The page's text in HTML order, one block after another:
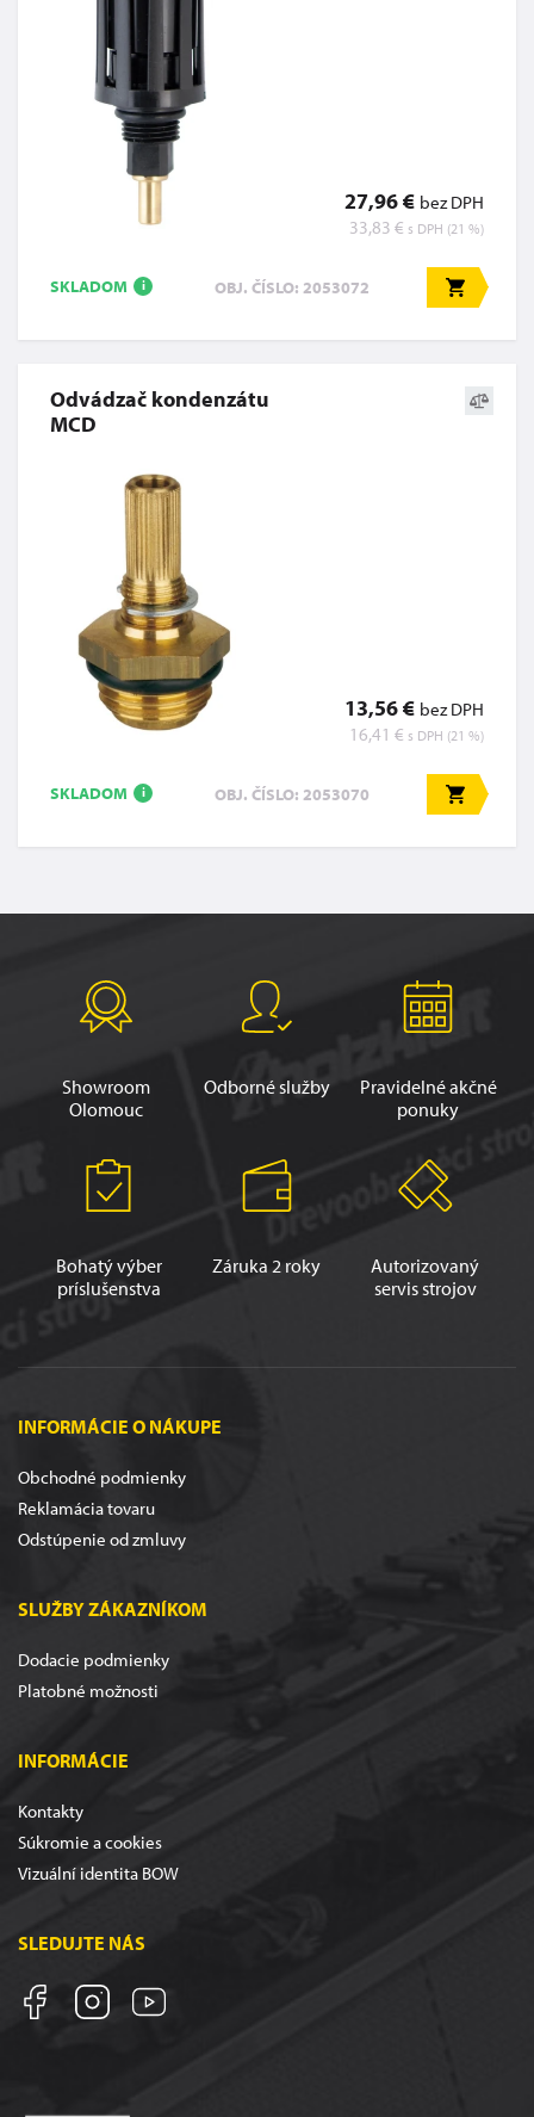
27,96 € bez DPH
33,83 € s DPH (21 %)
SKLADOM i OBJ. ČÍSLO: 2053072
Odvádzač kondenzátu
MCD
13,56 € bez DPH
16,41 € s DPH (21 %)
SKLADOM i OBJ. ČÍSLO: 2053070
Showroom
Olomouc
Odborné služby
Pravidelné akčné
ponuky
Bohatý výber
príslušenstva
Záruka 2 roky
Autorizovaný
servis strojov
INFORMÁCIE O NÁKUPE
Obchodné podmienky
Reklamácia tovaru
Odstúpenie od zmluvy
SLUŽBY ZÁKAZNÍKOM
Dodacie podmienky
Platobné možnosti
INFORMÁCIE
Kontakty
Súkromie a cookies
Vizuální identita BOW
SLEDUJTE NÁS